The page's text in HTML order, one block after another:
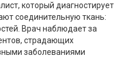
который диагностирует
соединительную ткань:
Врач наблюдает за
страдающих
заболеваниями